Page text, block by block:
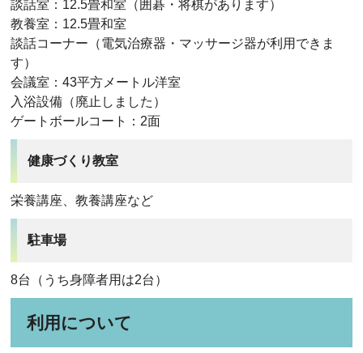
談話室：12.5畳和室（囲碁・将棋があります）
教養室：12.5畳和室
談話コーナー（電気治療器・マッサージ器が利用できま
す）
会議室：43平方メートル洋室
入浴設備（廃止しました）
ゲートボールコート：2面
健康づくり教室
栄養講座、教養講座など
駐車場
8台（うち身障者用は2台）
利用について